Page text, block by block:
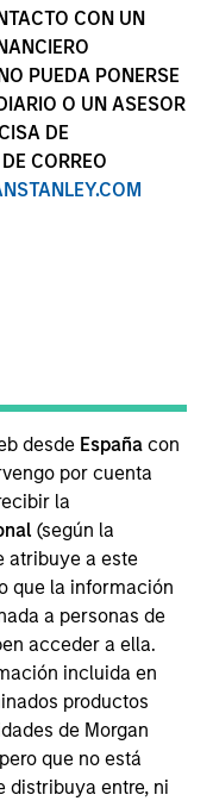
CON UN
PUEDA PONERSE
O UN ASESOR
DE
CORREO
desde España con
por cuenta
la
(según la
atribuye a este
que la información
a personas de
acceder a ella.
incluida en
productos
de Morgan
que no está
distribuya entre, ni
crédito